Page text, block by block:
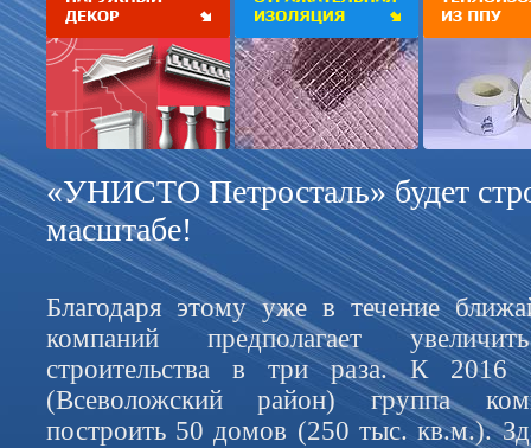
«УНИСТО Петросталь» будет
масштабе!
Благодаря этому уже в течение
компаний предполагает
строительства в три раза. К
(Всеволожский район) группа
построить 50 домов (250 тыс. кв.м.).